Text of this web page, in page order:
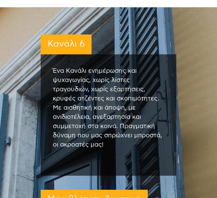
Κανάλι 6
Ένα Κανάλι ενημέρωσης και
ψυχαγωγίας, χωρίς λίστες
τραγουδιών, χωρίς εξαρτήσεις,
κρυφές ατζέντες και σκοπιμότητες.
Με αισθητική και άποψη, με
ανιδιοτέλεια, ανεξαρτησία και
συμμετοχή στα κοινά. Πραγματική
δύναμη που μας σπρώχνει μπροστά,
οι ακροατές μας!